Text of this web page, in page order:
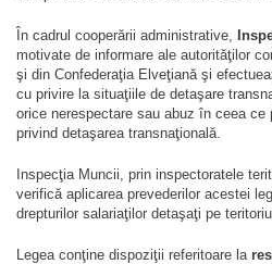
În cadrul cooperării administrative,
motivate de informare ale autorităţilor
şi din Confederaţia Elveţiană şi
cu privire la situaţiile de detaşare
orice nerespectare sau abuz în ceea ce
privind detaşarea transnaţională.
Inspecţia Muncii, prin inspectoratele
verifică aplicarea prevederilor acestei
drepturilor salariaţilor detaşaţi pe
Legea conţine dispoziţii referitoare la